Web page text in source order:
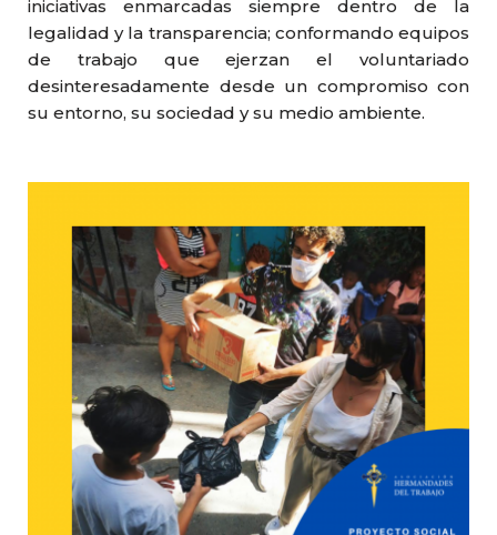
iniciativas enmarcadas siempre dentro de la
legalidad y la transparencia; conformando equipos
de trabajo que ejerzan el voluntariado
desinteresadamente desde un compromiso con
su entorno, su sociedad y su medio ambiente.